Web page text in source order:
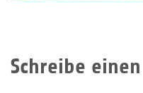
Schreibe